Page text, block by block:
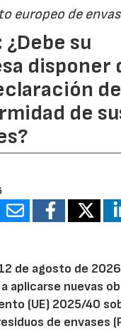
europeo de
¿Debe su
disponer
de
de
de agosto de 2026
aplicarse nuevas
(UE) 2025/40
de envases